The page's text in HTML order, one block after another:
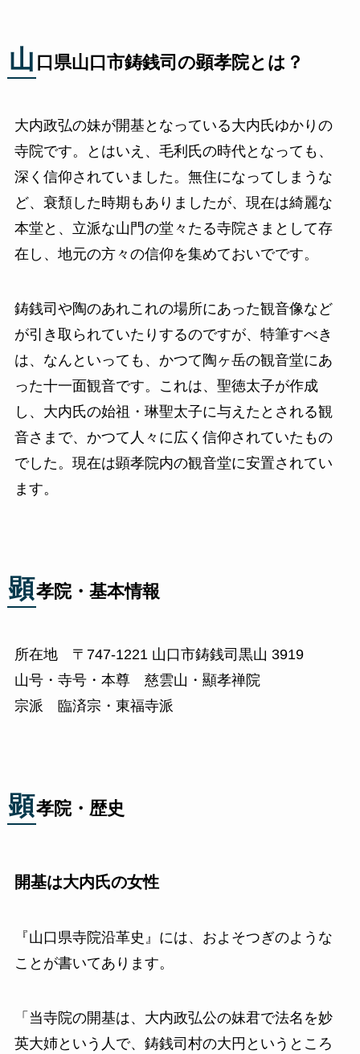
山 口県山口市鋳銭司の顕孝院とは？
大内政弘の妹が開基となっている大内氏ゆかりの
寺院です。とはいえ、毛利氏の時代となっても、
深く信仰されていました。無住になってしまうな
ど、衰頽した時期もありましたが、現在は綺麗な
本堂と、立派な山門の堂々たる寺院さまとして存
在し、地元の方々の信仰を集めておいでです。
鋳銭司や陶のあれこれの場所にあった観音像など
が引き取られていたりするのですが、特筆すべき
は、なんといっても、かつて陶ヶ岳の観音堂にあ
った十一面観音です。これは、聖徳太子が作成
し、大内氏の始祖・琳聖太子に与えたとされる観
音さまで、かつて人々に広く信仰されていたもの
でした。現在は顕孝院内の観音堂に安置されてい
ます。
顕孝院・基本情報
所在地 〒747-1221 山口市鋳銭司黒山 3919
山号・寺号・本尊 慈雲山・顯孝禅院
宗派 臨済宗・東福寺派
顕孝院・歴史
開基は大内氏の女性
『山口県寺院沿革史』には、およそつぎのような
ことが書いてあります。
「当寺院の開基は、大内政弘公の妹君で法名を妙
英大姉という人で、鋳銭司村の大円というところ